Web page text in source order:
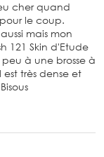
cher quand
le coup.
mais mon
121 Skin d'Etude
à une brosse à
est très dense et